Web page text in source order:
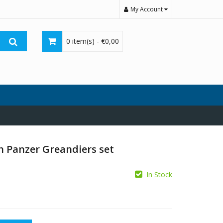
My Account
0 item(s) - €0,00
Panzer Greandiers set
In Stock